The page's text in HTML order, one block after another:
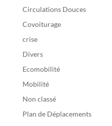
Circulations Douces
Covoiturage
crise
Divers
Ecomobilité
Mobilité
Non classé
Plan de Déplacements